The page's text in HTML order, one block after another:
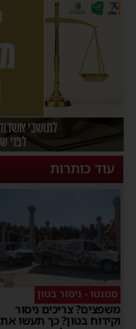
עוד כותרות
סמנטו - ניסור בטון
משפצים? צריכים ניסור
וקידוח בטון? כך תעשו את